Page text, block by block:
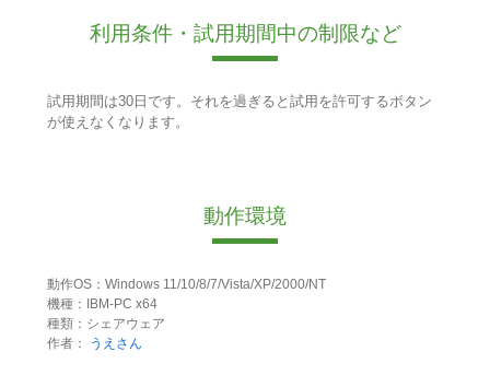
利用条件・試用期間中の制限など
試用期間は30日です。それを過ぎると試用を許可するボタン
が使えなくなります。
動作環境
動作OS：Windows 11/10/8/7/Vista/XP/2000/NT
機種：IBM-PC x64
種類：シェアウェア
作者：
うえさん